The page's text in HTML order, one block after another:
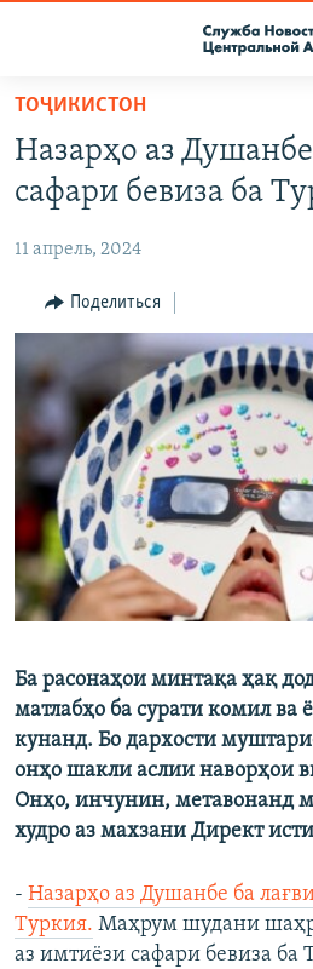
Вернуться
основному
содержанию
Вернутся
навигации
Вернутся
поиску
ПОДПИСКА
КОНТАКТЫ
RFE/RL ДИРЕКТ
НАСТОЯЩЕЕ ВРЕМЯ
МИГРАНТ МЕДИА
ТОҶИКИСТОН
Назарҳо аз Душанбе
сафари бевиза ба
11 апрель, 2024
Поделиться
Ба расонаҳои минтақа ҳақ
матлабҳо ба сурати комил ва
кунанд. Бо дархости
онҳо шакли аслии наворҳои
Онҳо, инчунин, метавонанд
худро аз махзани Директ
- Назарҳо аз Душанбе ба
Туркия. Маҳрум шудани
аз имтиёзи сафари бевиза ба